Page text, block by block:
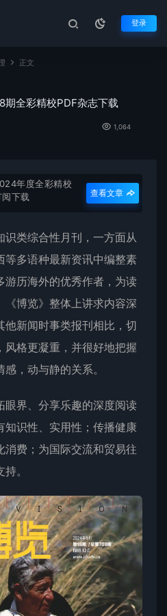
登录
正文
期全彩精校PDF杂志下载
1,064
年度全彩精校
下载
查看文章
识类综合性月刊，一方面从
等多语种最新资讯中编整素
游历海外的优秀作者，为读
《博览》整体上讲求内容深
他新闻时事类报刊相比，切
风格更凝重，并很好地把握
，动与静的关系。
眼界、分享乐趣的深度阅读
知识性、实用性；传播健康
消费；为国际交流和贸易往
。